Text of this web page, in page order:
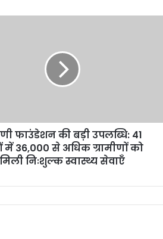
फाउंडेशन की बड़ी उपलब्धि: 41
में 36,000 से अधिक ग्रामीणों को
मिली निःशुल्क स्वास्थ्य सेवाएँ